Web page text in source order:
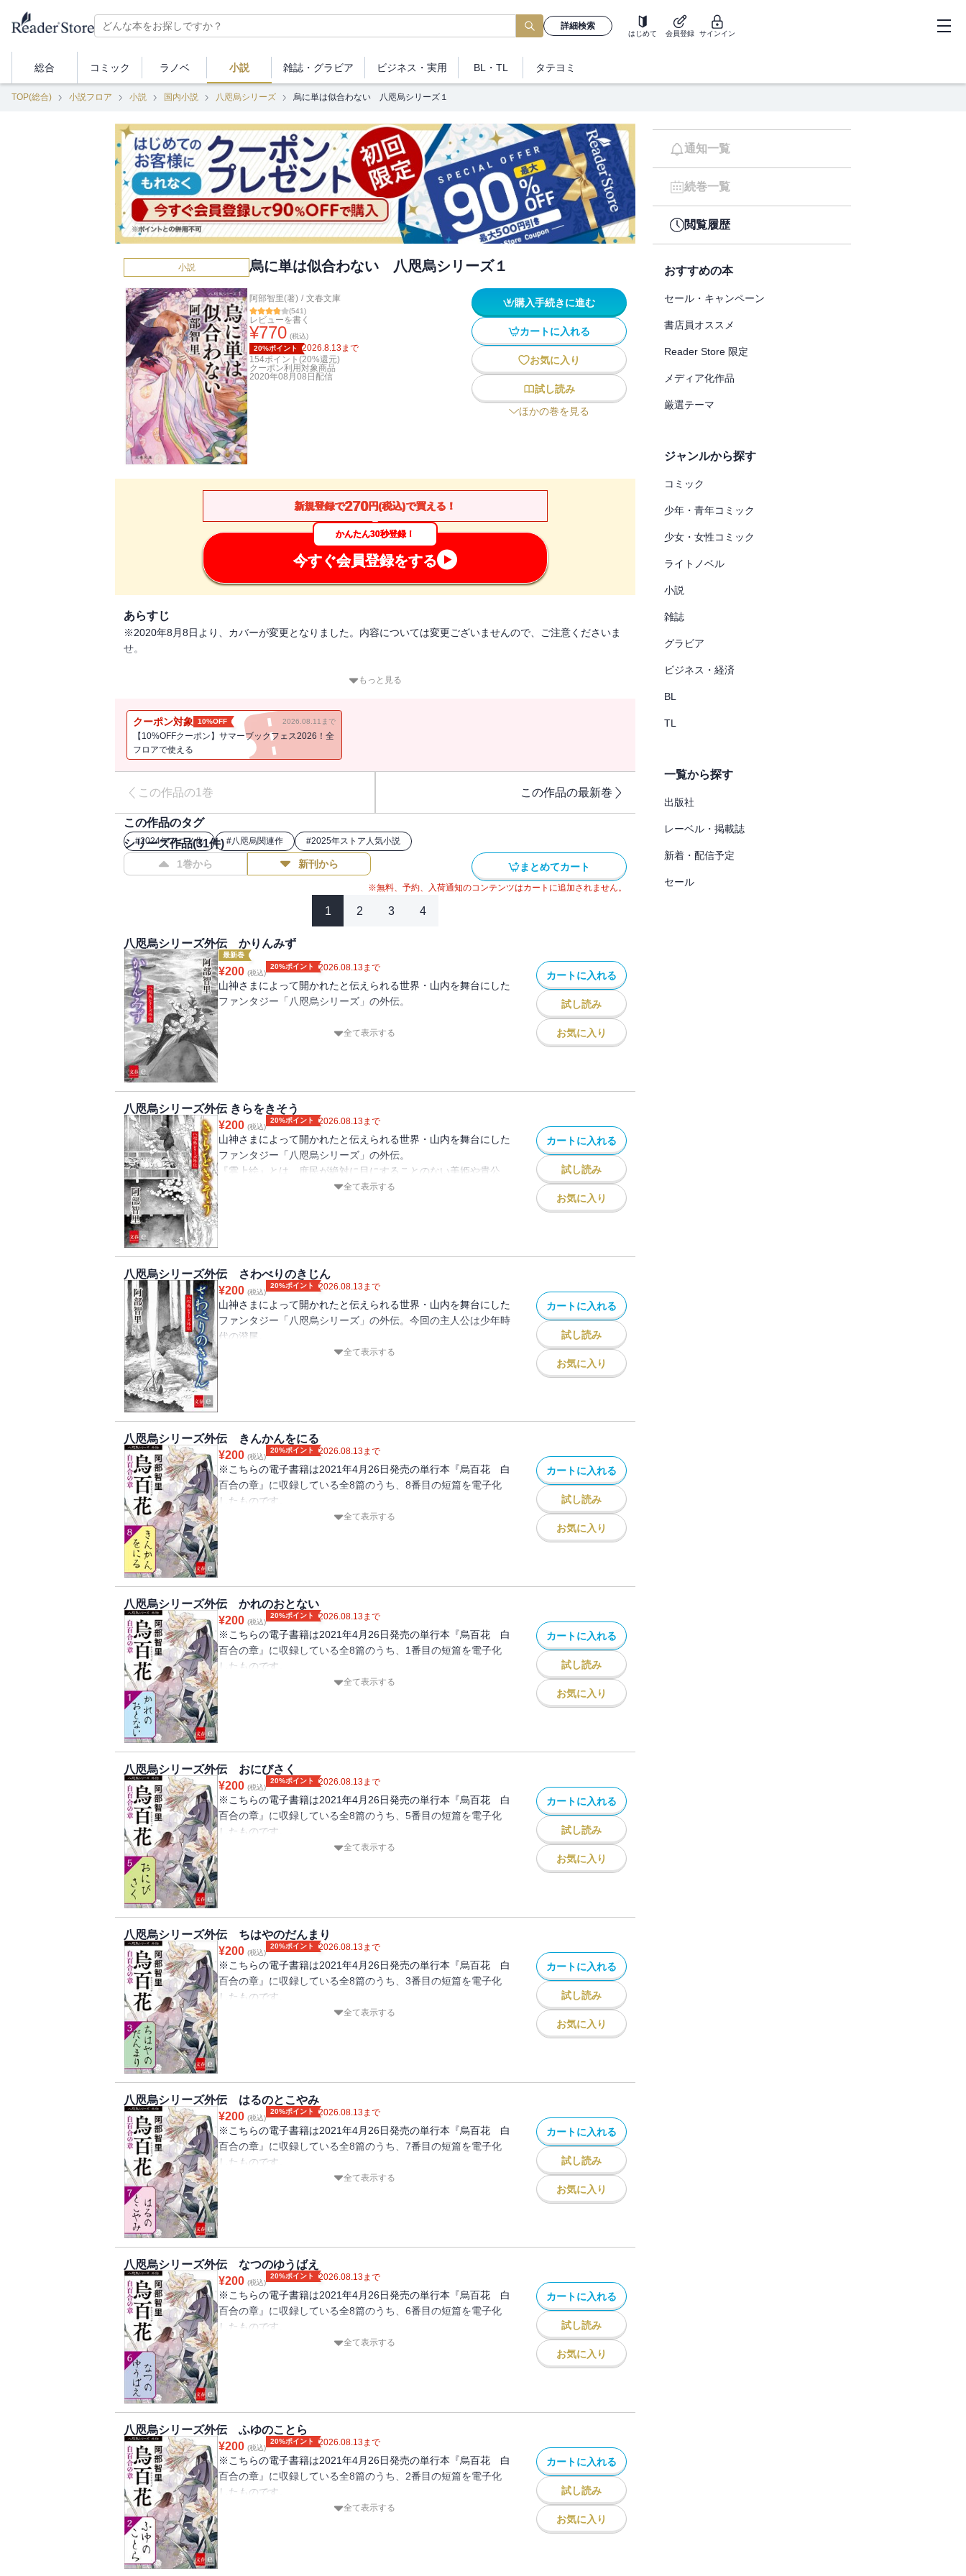
詳細検索
はじめて 会員登録 サインイン
総合 コミック ラノベ 小説 雑誌・ グラビア ビジネス ・実用 BL・TL タテヨミ
TOP(総合) 小説フロア 小説 国内小説 八咫烏シリーズ 烏に単は似合わない 八咫烏シリーズ１
小説 烏に単は似合わない 八咫烏シリーズ１
阿部智里(著) / 文春文庫
(541)
レビューを書く
¥770 (税込)
20%ポイント
2026.8.13まで
154ポイント(20%還元)
クーポン利用対象商品
2020年08月08日 配信
購入手続きに進む
カートに入れる
お気に入り
試し読み
ほかの巻を見る
新規登録で270円(税込)で買える！
かんたん30秒登録！
今すぐ会員登録をする
あらすじ
※2020年8月8日より、カバーが変更となりました。内容については変更ございませんので、ご注意くださいま
せ。
松本清張賞を最年少で受賞、そのスケール感と異世界を綿密に組み上げる想像力で選考委員を驚かせた期待のデ
人間の代わりに「八咫烏」の一族が支配する世界「山内」では、世継ぎである若宮の后選びが今まさに始まろう
としていた。朝廷での権力争いに激しくしのぎを削る四家の大貴族から差し遣わされた四人の姫君。春夏秋冬を
司るかのようにそれぞれの魅力を誇る四人は、世継ぎの座を巡る陰謀から若君への恋心まで様々な思惑を胸に后
の座を競い合うが、肝心の若宮が一向に現れないまま、次々と事件が起こる。侍女の失踪、謎の手紙、後宮への
侵入者……。峻嶮な岩山に贅を尽くして建てられた館、馬ならぬ大烏に曳かれて車は空を飛び、四季折々の花鳥
方を不穏なものにしようと企んでいるのは果たして四人の姫君のうち誰なのか？ 若宮に選ばれるのはいったい
誰なのか？ あふれだすイマジネーションと意外な結末――驚嘆必至の大型新人登場！
解説・東えりか
もっと見る
クーポン対象 10%OFF 2026.08.11まで
【10%OFFクーポン】サマーブックフェス2026！全
フロアで使える
この作品の1巻 この作品の最新巻
この作品のタグ
#2024年アニメ化 #八咫烏関連作 #2025年ストア人気小説
シリーズ作品(31件)
1巻から 新刊から まとめてカート
※無料、予約、入荷通知のコンテンツはカートに追加されません。
1 2 3 4
八咫烏シリーズ外伝 かりんみず
最新巻
¥200 (税込)
20%ポイント 2026.08.13まで
山神さまによって開かれたと伝えられる世界・山内を舞台にした
ファンタジー「八咫烏シリーズ」の外伝。
る。住人たちは卵で生まれ烏の姿に転身もできるが、通常は人間
と同じ姿で生活を営む。
『かりんみず』の主人公は中央城下の薬種屋の次男坊・章次。高
貴な姫に仕える姉が急死した。周囲の者たちはなぜか口を閉ざし
【この電子書籍は、「オール讀物」2024年6月号に掲載された
「かりんみず 八咫烏外伝」を収録しています。】
全て表示する
カートに入れる
試し読み
お気に入り
八咫烏シリーズ外伝 きらをきそう
¥200 (税込)
20%ポイント 2026.08.13まで
山神さまによって開かれたと伝えられる世界・山内を舞台にした
ファンタジー「八咫烏シリーズ」の外伝。
『雲上絵』とは、庶民が絶対に目にすることのない美姫や貴公
子、宗家の近衛である山内衆などの姿を描いた綺羅絵。綺羅絵の
全て表示する
カートに入れる
試し読み
お気に入り
八咫烏シリーズ外伝 さわべりのきじん
¥200 (税込)
20%ポイント 2026.08.13まで
山神さまによって開かれたと伝えられる世界・山内を舞台にした
ファンタジー「八咫烏シリーズ」の外伝。今回の主人公は少年時
代の澄尾。
八咫烏の一族の長、金烏の治める山内で母とふたりで暮らす澄
全て表示する
カートに入れる
試し読み
お気に入り
八咫烏シリーズ外伝 きんかんをにる
¥200 (税込)
20%ポイント 2026.08.13まで
※こちらの電子書籍は2021年4月26日発売の単行本『烏百花 白
百合の章』に収録している全8篇のうち、8番目の短篇を電子化
したものです。
全て表示する
カートに入れる
試し読み
お気に入り
八咫烏シリーズ外伝 かれのおとない
¥200 (税込)
20%ポイント 2026.08.13まで
※こちらの電子書籍は2021年4月26日発売の単行本『烏百花 白
百合の章』に収録している全8篇のうち、1番目の短篇を電子化
したものです。
に、いつしかみよしは心惹かれていくのだった。
だが、山内を大きな地震が襲い、山内衆となった茂丸は若宮の護
衛中に死んでしまい――。
全て表示する
カートに入れる
試し読み
お気に入り
八咫烏シリーズ外伝 おにびさく
¥200 (税込)
20%ポイント 2026.08.13まで
※こちらの電子書籍は2021年4月26日発売の単行本『烏百花 白
百合の章』に収録している全8篇のうち、5番目の短篇を電子化
したものです。
む日々。そんな矢先、皇后・大紫の御前が美しい飾り灯籠を所望
していることを知り――。
全て表示する
カートに入れる
試し読み
お気に入り
八咫烏シリーズ外伝 ちはやのだんまり
¥200 (税込)
20%ポイント 2026.08.13まで
※こちらの電子書籍は2021年4月26日発売の単行本『烏百花 白
百合の章』に収録している全8篇のうち、3番目の短篇を電子化
したものです。
こうとするのだが、ぶっきらぼうな態度のシンへの印象は悪くな
る一方。慌てる明留の傍ら、肝心の千早は「だんまり」を決め込
むばかりで・・・・・・。
全て表示する
カートに入れる
試し読み
お気に入り
八咫烏シリーズ外伝 はるのとこやみ
¥200 (税込)
20%ポイント 2026.08.13まで
※こちらの電子書籍は2021年4月26日発売の単行本『烏百花 白
百合の章』に収録している全8篇のうち、7番目の短篇を電子化
したものです。
な倫の間には、圧倒的な音の差があった。伶は出来の良い弟に内
心嫉妬するが、ある時、長琴を見事に奏じて東本家の養女に迎え
られた、浮雲と出会ってから倫の様子がおかしくな
り・・・・・・？
全て表示する
カートに入れる
試し読み
お気に入り
八咫烏シリーズ外伝 なつのゆうばえ
¥200 (税込)
20%ポイント 2026.08.13まで
※こちらの電子書籍は2021年4月26日発売の単行本『烏百花 白
百合の章』に収録している全8篇のうち、6番目の短篇を電子化
したものです。
ってしまい――。第１巻「烏に単は似合わない」以前、あの主要
人物の過去が掘り下げられる。
全て表示する
カートに入れる
試し読み
お気に入り
八咫烏シリーズ外伝 ふゆのことら
¥200 (税込)
20%ポイント 2026.08.13まで
※こちらの電子書籍は2021年4月26日発売の単行本『烏百花 白
百合の章』に収録している全8篇のうち、2番目の短篇を電子化
したものです。
全て表示する
カートに入れる
試し読み
お気に入り
通知一覧
続巻一覧
閲覧履歴
おすすめの本
セール・キャンペーン
書店員オススメ
Reader Store 限定
メディア化作品
厳選テーマ
ジャンルから探す
コミック
少年・青年コミック
少女・女性コミック
ライトノベル
小説
雑誌
グラビア
ビジネス・経済
BL
TL
一覧から探す
出版社
レーベル・掲載誌
新着・配信予定
セール